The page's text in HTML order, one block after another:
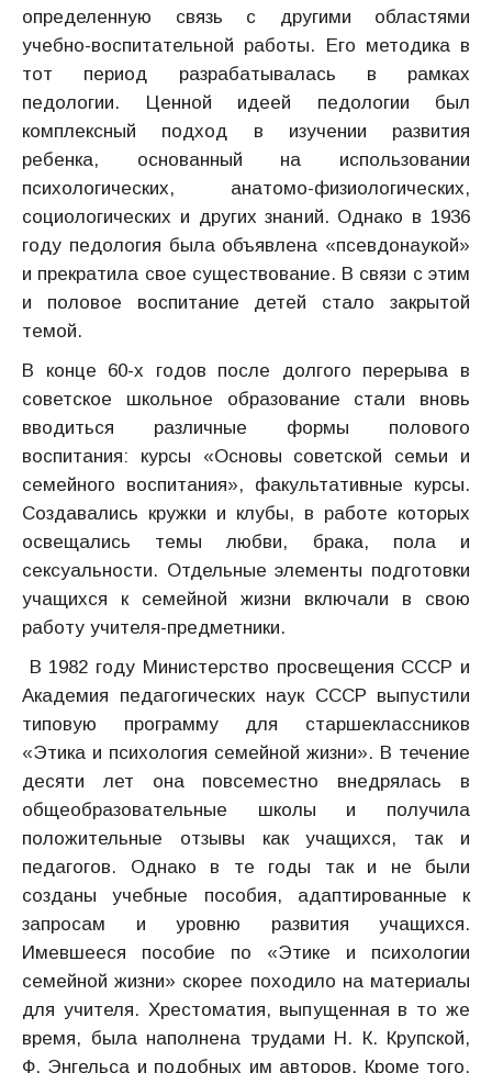
определенную связь с другими областями
учебно-воспитательной работы. Его методика в
тот период разрабатывалась в рамках
педологии. Ценной идеей педологии был
комплексный подход в изучении развития
ребенка, основанный на использовании
психологических, анатомо-физиологических,
социологических и других знаний. Однако в 1936
году педология была объявлена «псевдонаукой»
и прекратила свое существование. В связи с этим
и половое воспитание детей стало закрытой
темой.
В конце 60-х годов после долгого перерыва в
советское школьное образование стали вновь
вводиться различные формы полового
воспитания: курсы «Основы советской семьи и
семейного воспитания», факультативные курсы.
Создавались кружки и клубы, в работе которых
освещались темы любви, брака, пола и
сексуальности. Отдельные элементы подготовки
учащихся к семейной жизни включали в свою
работу учителя-предметники.
В 1982 году Министерство просвещения СССР и
Академия педагогических наук СССР выпустили
типовую программу для старшеклассников
«Этика и психология семейной жизни». В течение
десяти лет она повсеместно внедрялась в
общеобразовательные школы и получила
положительные отзывы как учащихся, так и
педагогов. Однако в те годы так и не были
созданы учебные пособия, адаптированные к
запросам и уровню развития учащихся.
Имевшееся пособие по «Этике и психологии
семейной жизни» скорее походило на материалы
для учителя. Хрестоматия, выпущенная в то же
время, была наполнена трудами Н. К. Крупской,
Ф. Энгельса и подобных им авторов. Кроме того,